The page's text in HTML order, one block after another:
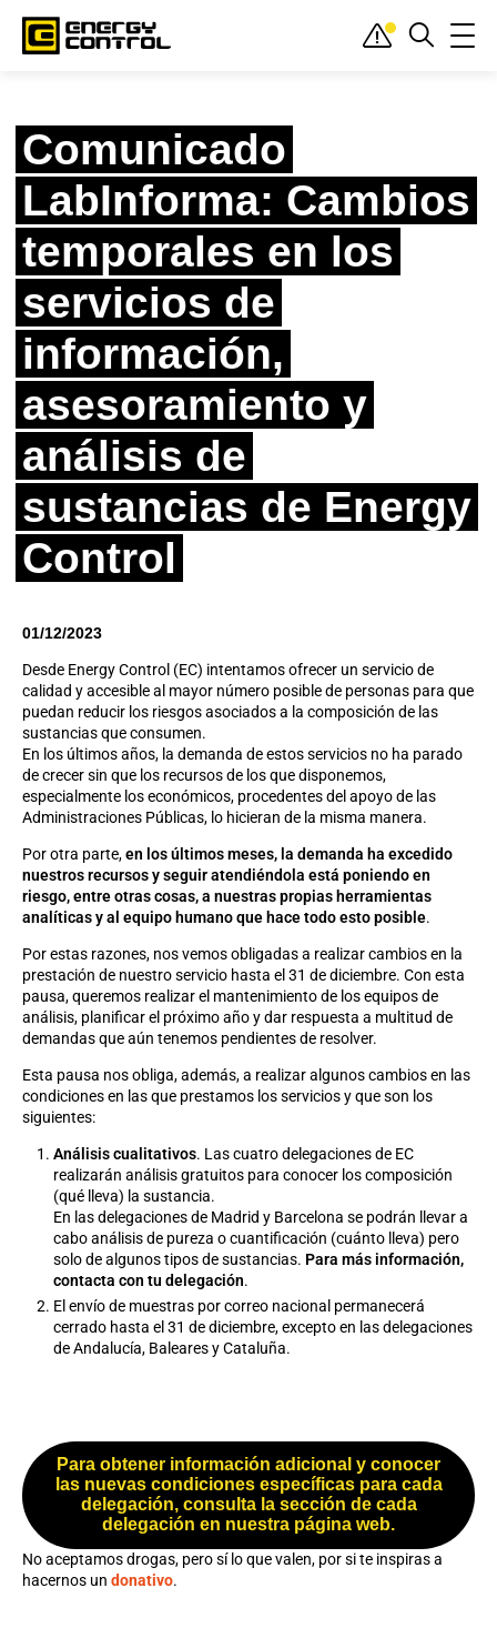
Inicio»Actualidad»Desde dentro
Comunicado LabInforma: Cambios
temporales en los servicios de información, asesoramiento y análisis de sustancias
de Energy Control
Comunicado
LabInforma: Cambios
temporales en los
servicios de
información,
asesoramiento y
análisis de
sustancias de Energy
Control
01/12/2023
Desde Energy Control (EC) intentamos ofrecer un servicio de
calidad y accesible al mayor número posible de personas para que
puedan reducir los riesgos asociados a la composición de las
sustancias que consumen.
En los últimos años, la demanda de estos servicios no ha parado
de crecer sin que los recursos de los que disponemos,
especialmente los económicos, procedentes del apoyo de las
Administraciones Públicas, lo hicieran de la misma manera.
Por otra parte,en los últimos meses, la demanda ha excedido
nuestros recursos y seguir atendiéndola está poniendo en
riesgo, entre otras cosas, a nuestras propias herramientas
analíticas y al equipo humano que hace todo esto posible.
Por estas razones, nos vemos obligadas a realizar cambios en la
prestación de nuestro servicio hasta el 31 de diciembre. Con esta
pausa, queremos realizar el mantenimiento de los equipos de
análisis, planificar el próximo año y dar respuesta a multitud de
demandas que aún tenemos pendientes de resolver.
Esta pausa nos obliga, además, a realizar algunos cambios en las
condiciones en las que prestamos los servicios y que son los
siguientes:
Análisis cualitativos. Las cuatro delegaciones de EC
realizarán análisis gratuitos para conocer los composición
(qué lleva) la sustancia.
En las delegaciones de Madrid y Barcelona se podrán llevar a
cabo análisis de pureza o cuantificación (cuánto lleva) pero
solo de algunos tipos de sustancias. Para más información,
contacta con tu delegación.
El envío de muestras por correo nacional permanecerá
cerrado hasta el 31 de diciembre, excepto en las delegaciones
de Andalucía, Baleares y Cataluña.
Para obtener información adicional y conocer
las nuevas condiciones específicas para cada
delegación, consulta la sección de cada
delegación en nuestra página web.
No aceptamos drogas, pero sí lo que valen, por si te inspiras a
hacernos un donativo.